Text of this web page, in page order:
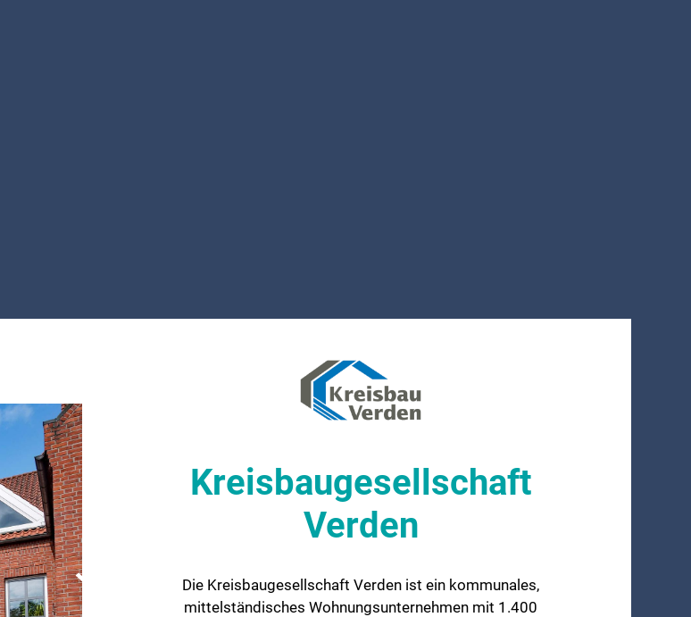
Kreisbaugesellschaft
Verden
Die Kreisbaugesellschaft Verden ist ein kommunales,
mittelständisches Wohnungsunternehmen mit 1.400